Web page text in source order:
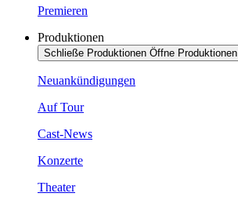
Premieren
Produktionen
Schließe Produktionen Öffne Produktionen
Neuankündigungen
Auf Tour
Cast-News
Konzerte
Theater